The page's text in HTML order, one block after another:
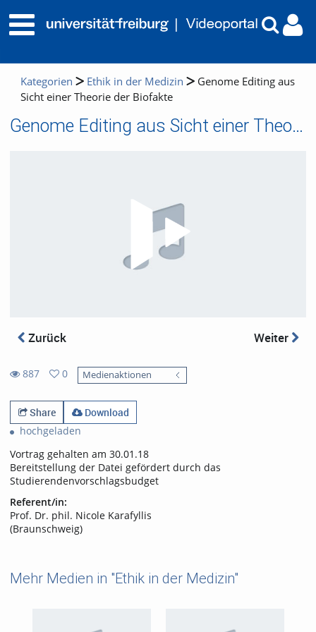
Kategorien Ethik in der Medizin
Genome Editing aus
Sicht einer Theorie der Biofakte
Genome Editing aus Sicht einer Theorie der Biofakte
Zurück Weiter
887
views
0
favorites
Medienaktionen
Share
Download
hochgeladen
Vortrag gehalten am 30.01.18
Bereitstellung der Datei gefördert durch das
Studierendenvorschlagsbudget
Referent/in:
Prof. Dr. phil. Nicole Karafyllis
(Braunschweig)
Mehr Medien in "Ethik in der Medizin"